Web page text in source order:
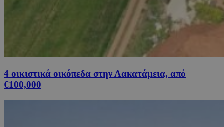
4 οικιστικά οικόπεδα στην Λακατάμεια, από
€100,000